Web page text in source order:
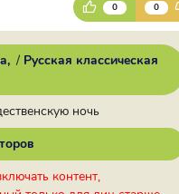
0 0
/ Русская классическая
ночь
контент,